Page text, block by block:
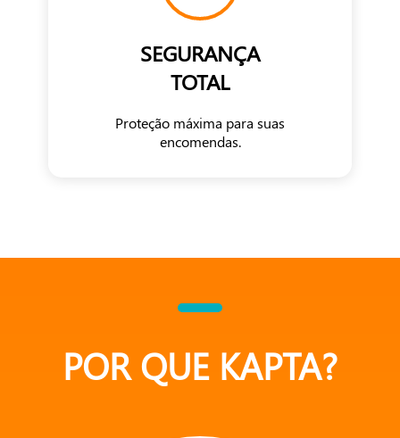
SEGURANÇA
TOTAL
Proteção máxima para suas
encomendas.
POR QUE KAPTA?